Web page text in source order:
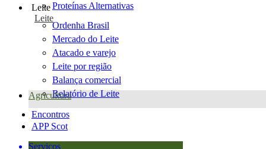
Proteínas Alternativas
Leite
Leite
Ordenha Brasil
Mercado do Leite
Atacado e varejo
Leite por região
Balança comercial
Relatório de Leite
Agricultura
Encontros
APP Scot
Serviços